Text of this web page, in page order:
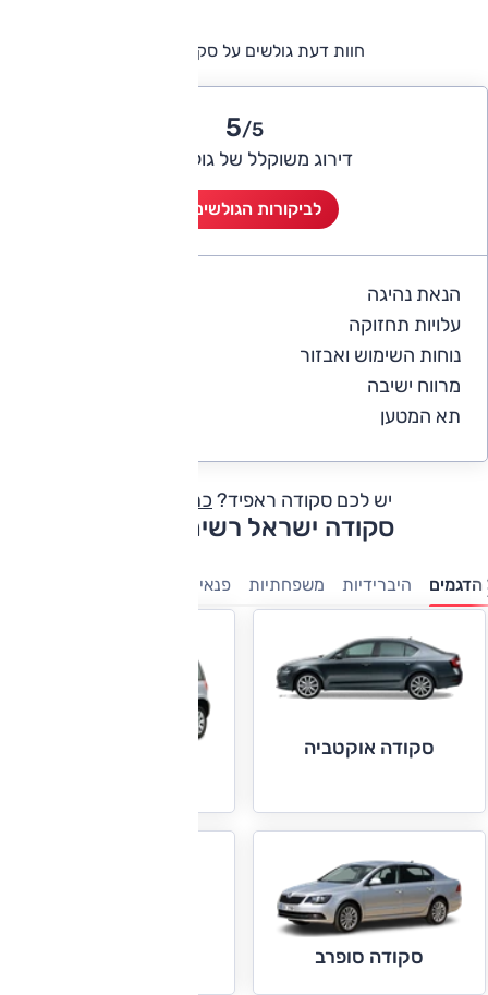
חוות דעת גולשים על סקודה ראפיד
5/5
דירוג משוקלל של גולשי אוטו
לביקורות הגולשים (1)
הנאת נהיגה
עלויות תחזוקה
נוחות השימוש ואבזור
מרווח ישיבה
תא המטען
יש לכם סקודה ראפיד? כתבו חוות דעת
סקודה ישראל רשימת דגמים
הדגמים היברידיות משפחתיות פנאי-שטח
סקודה אוקטביה
סקודה סופרב